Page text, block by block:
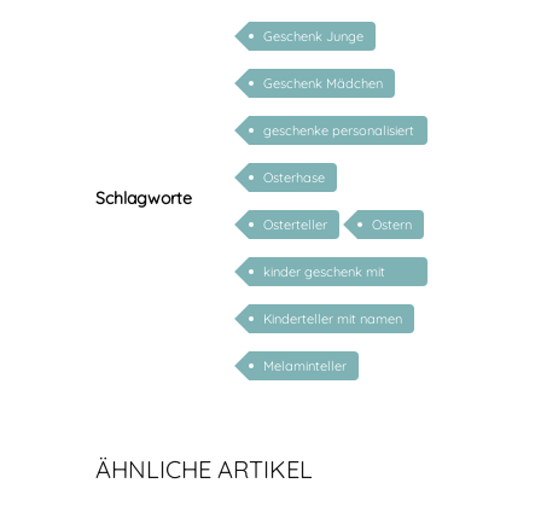
Schlagworte
Geschenk Junge
Geschenk Mädchen
geschenke personalisiert
kinder
Osterhase
Osterteller Ostern
kinder geschenk mit
namen
Kinderteller mit namen
Melaminteller
ÄHNLICHE ARTIKEL